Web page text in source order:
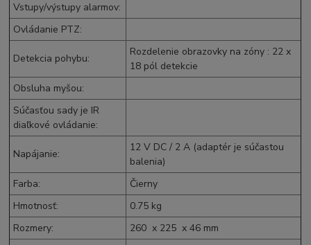
Vstupy/výstupy alarmov:
Ovládanie PTZ:
Detekcia pohybu:
Rozdelenie obrazovky na zóny : 22 x
18 pól detekcie
Obsluha myšou:
Súčasťou sady je IR
diaľkové ovládanie:
Napájanie:
12 V DC / 2 A (adaptér je súčastou
balenia)
Farba:
Čierny
Hmotnosť:
0.75 kg
Rozmery:
260 x 225 x 46 mm